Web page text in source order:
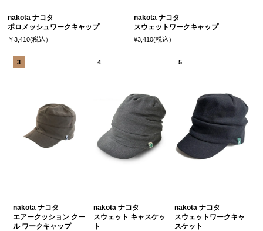
nakota ナコタ
ポロメッシュワークキャップ
￥3,410(税込）
nakota ナコタ
スウェットワークキャップ
¥3,410(税込）
nakota ナコタ
エアークッション クー
ル ワークキャップ
nakota ナコタ
スウェット キャスケッ
ト
nakota ナコタ
スウェットワークキャ
スケット